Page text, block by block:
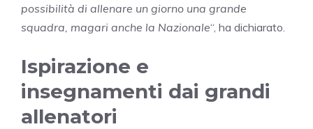
possibilità di allenare un giorno una grande
squadra, magari anche la Nazionale“, ha dichiarato.
Ispirazione e
insegnamenti dai grandi
allenatori